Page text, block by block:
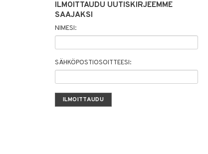
ILMOITTAUDU UUTISKIRJEEMME
SAAJAKSI
NIMESI:
SÄHKÖPOSTIOSOITTEESI: